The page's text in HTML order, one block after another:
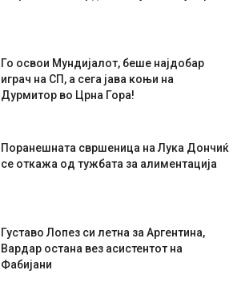
Го освои Мундијалот, беше најдобар
играч на СП, а сега јава коњи на
Дурмитор во Црна Гора!
Поранешната свршеница на Лука Дончиќ
се откажа од тужбата за алиментација
Густаво Лопез си летна за Аргентина,
Вардар остана вез асистентот на
Фабијани